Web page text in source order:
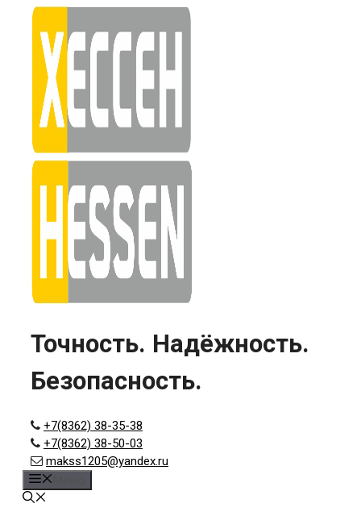
content
Точность. Надёжность.
Безопасность.
+7(8362) 38-35-38
+7(8362) 38-50-03
makss1205@yandex.ru